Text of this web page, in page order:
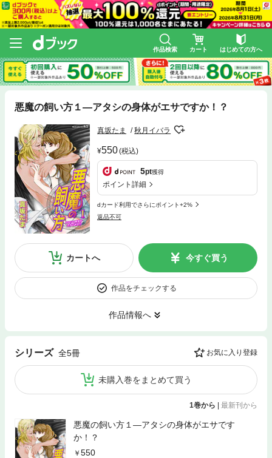
作品検索 カート はじめての方へ
悪魔の飼い方１―アタシの身体がエサですか！？
真坂たま 秋月イバラ
550(税込)
5pt獲得
ポイント詳細
dカード利用でさらにポイント+2%
返品不可
カートへ 今すぐ買う
作品をチェックする
作品情報へ
シリーズ 全5冊 お気に入り登録
未購入巻をまとめて買う
1巻から | 最新刊から
悪魔の飼い方１―アタシの身体がエサです
か！？
550